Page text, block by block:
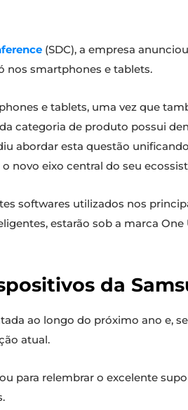
(SDC), a empresa
nos smartphones e tablets.
e tablets, uma vez que
categoria de produto possui
abordar esta questão
novo eixo central do seu
softwares utilizados nos
estarão sob a marca
da
ao longo do próximo ano e,
atual.
para relembrar o excelente